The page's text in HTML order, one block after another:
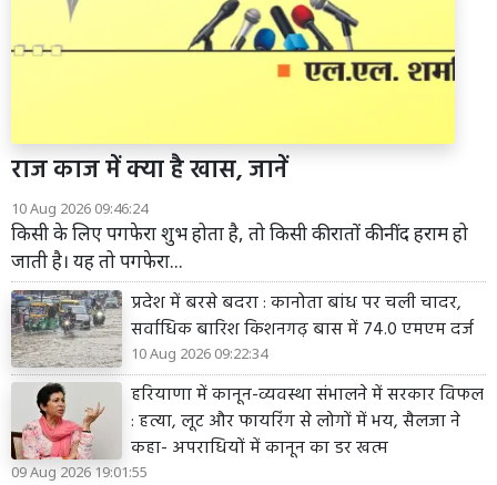
राज काज में क्या है खास, जानें
10 Aug 2026 09:46:24
किसी के लिए पगफेरा शुभ होता है, तो किसी की रातों की नींद हराम हो
जाती है। यह तो पगफेरा...
प्रदेश में बरसे बदरा : कानोता बांध पर चली चादर,
सर्वाधिक बारिश किशनगढ़ बास में 74.0 एमएम दर्ज
10 Aug 2026 09:22:34
हरियाणा में कानून-व्यवस्था संभालने में सरकार विफल
: हत्या, लूट और फायरिंग से लोगों में भय, सैलजा ने
कहा- अपराधियों में कानून का डर खत्म
09 Aug 2026 19:01:55